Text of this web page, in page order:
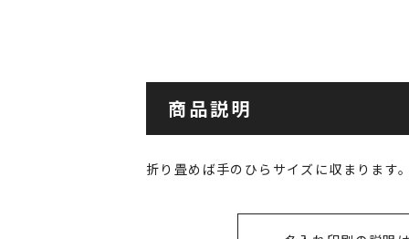
商品説明
折り畳めば手のひらサイズに収まります。